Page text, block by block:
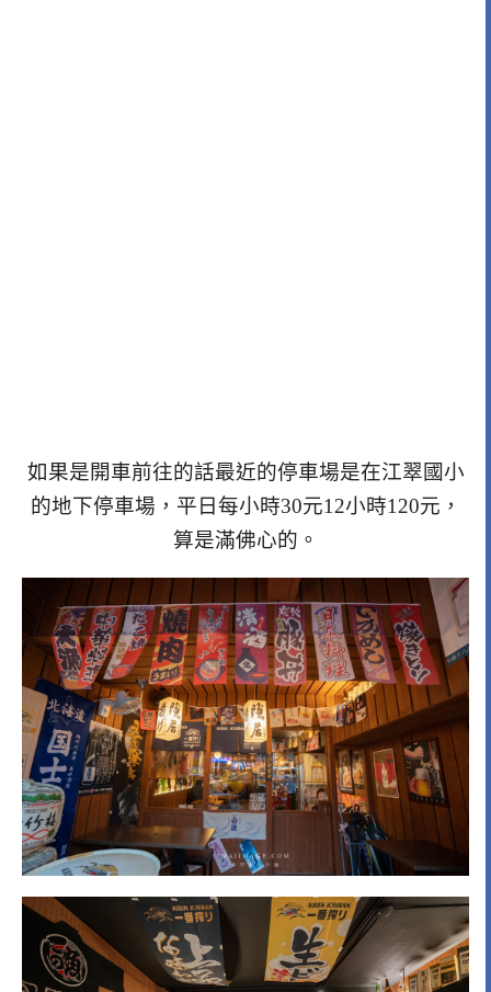
如果是開車前往的話最近的停車場是在江翠國小
的地下停車場，平日每小時30元12小時120元，
算是滿佛心的。